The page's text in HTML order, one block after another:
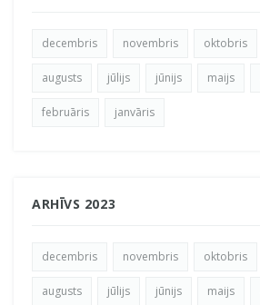
decembris novembris oktobris
augusts jūlijs jūnijs maijs
februāris janvāris
ARHĪVS 2023
decembris novembris oktobris
augusts jūlijs jūnijs maijs